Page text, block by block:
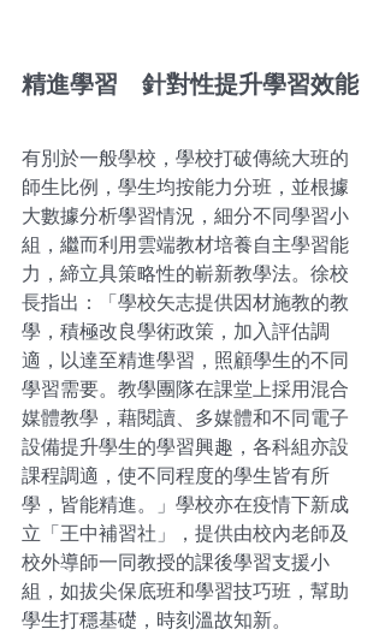
精進學習　針對性提升學習效能
有別於一般學校，學校打破傳統大班的
師生比例，學生均按能力分班，並根據
大數據分析學習情況，細分不同學習小
組，繼而利用雲端教材培養自主學習能
力，締立具策略性的嶄新教學法。徐校
長指出：「學校矢志提供因材施教的教
學，積極改良學術政策，加入評估調
適，以達至精進學習，照顧學生的不同
學習需要。教學團隊在課堂上採用混合
媒體教學，藉閱讀、多媒體和不同電子
設備提升學生的學習興趣，各科組亦設
課程調適，使不同程度的學生皆有所
學，皆能精進。」學校亦在疫情下新成
立「王中補習社」，提供由校內老師及
校外導師一同教授的課後學習支援小
組，如拔尖保底班和學習技巧班，幫助
學生打穩基礎，時刻溫故知新。